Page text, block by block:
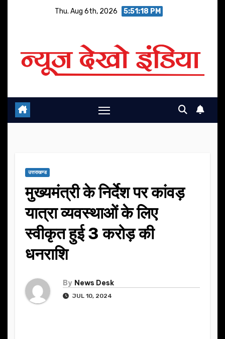
Thu. Aug 6th, 2026 5:51:19 PM
उत्तराखण्ड
मुख्यमंत्री के निर्देश पर कांवड़
यात्रा व्यवस्थाओं के लिए
स्वीकृत हुई 3 करोड़ की
धनराशि
By News Desk
JUL 10, 2024